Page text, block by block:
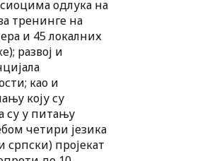
одлука на
тренинге на
и 45 локалних
развој и
као и
коју су
су у питању
четири језика
српски) пројекат